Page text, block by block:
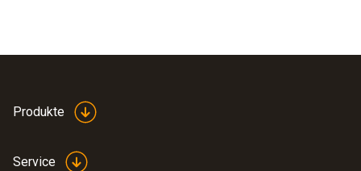
Produkte
Service